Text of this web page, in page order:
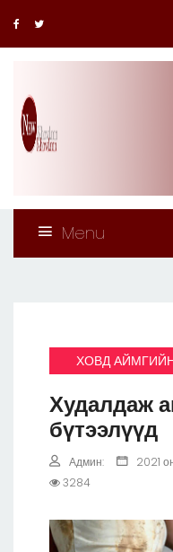
Menu
ХОВД
Худалдаж
бүтээлүүд
Админ: 2021
3284